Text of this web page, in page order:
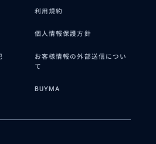
利用規約
個人情報保護方針
お客様情報の外部送信につい
て
BUYMA